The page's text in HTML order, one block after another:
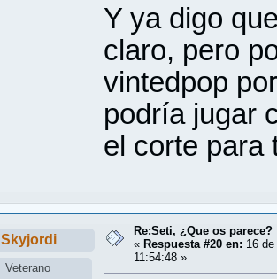
Y ya digo
claro, pero
vintedpop
podría jugar
el corte para
Skyjordi
Veterano
Re:Seti, ¿Que os parece?
« Respuesta #20 en: 16
11:54:48 »